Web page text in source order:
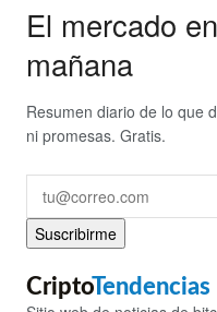
El mercado
mañana
Resumen diario de lo que
ni promesas. Gratis.
Suscribirme
CriptoTendencias